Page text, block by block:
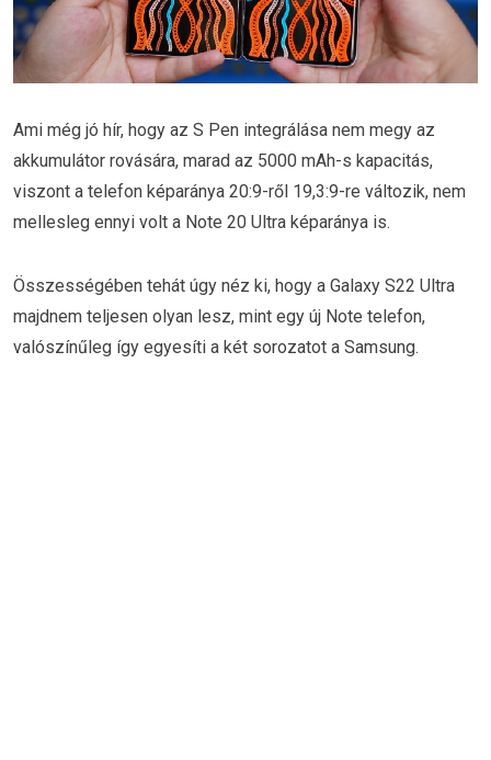
Ami még jó hír, hogy az S Pen integrálása nem megy az
akkumulátor rovására, marad az 5000 mAh-s kapacitás,
viszont a telefon képaránya 20:9-ről 19,3:9-re változik, nem
mellesleg ennyi volt a Note 20 Ultra képaránya is.
Összességében tehát úgy néz ki, hogy a Galaxy S22 Ultra
majdnem teljesen olyan lesz, mint egy új Note telefon,
valószínűleg így egyesíti a két sorozatot a Samsung.